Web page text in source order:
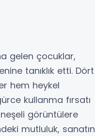
gelen çocuklar,
tanıklık etti. Dört
hem heykel
kullanma fırsatı
görüntülere
mutluluk, sanatın